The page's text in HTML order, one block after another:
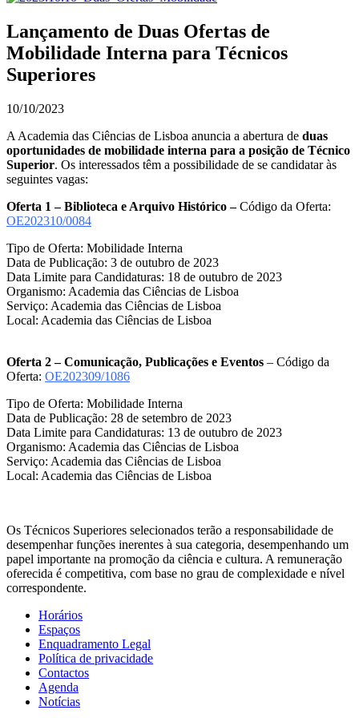
Lançamento de Duas Ofertas de
Mobilidade Interna para Técnicos
Superiores
10/10/2023
A Academia das Ciências de Lisboa anuncia a abertura de duas
oportunidades de mobilidade interna para a posição de Técnico
Superior. Os interessados têm a possibilidade de se candidatar às
seguintes vagas:
Oferta 1 – Biblioteca e Arquivo Histórico –Código da Oferta:
OE202310/0084
Tipo de Oferta: Mobilidade Interna
Data de Publicação: 3 de outubro de 2023
Data Limite para Candidaturas: 18 de outubro de 2023
Organismo: Academia das Ciências de Lisboa
Serviço: Academia das Ciências de Lisboa
Local: Academia das Ciências de Lisboa
Oferta 2 – Comunicação, Publicações e Eventos – Código da
Oferta: OE202309/1086
Tipo de Oferta: Mobilidade Interna
Data de Publicação: 28 de setembro de 2023
Data Limite para Candidaturas: 13 de outubro de 2023
Organismo: Academia das Ciências de Lisboa
Serviço: Academia das Ciências de Lisboa
Local: Academia das Ciências de Lisboa
Os Técnicos Superiores selecionados terão a responsabilidade de
desempenhar funções inerentes à sua categoria, desempenhando um
papel importante na promoção da ciência e cultura. A remuneração
oferecida é competitiva, com base no grau de complexidade e nível
correspondente.
Horários
Espaços
Enquadramento Legal
Política de privacidade
Contactos
Agenda
Notícias